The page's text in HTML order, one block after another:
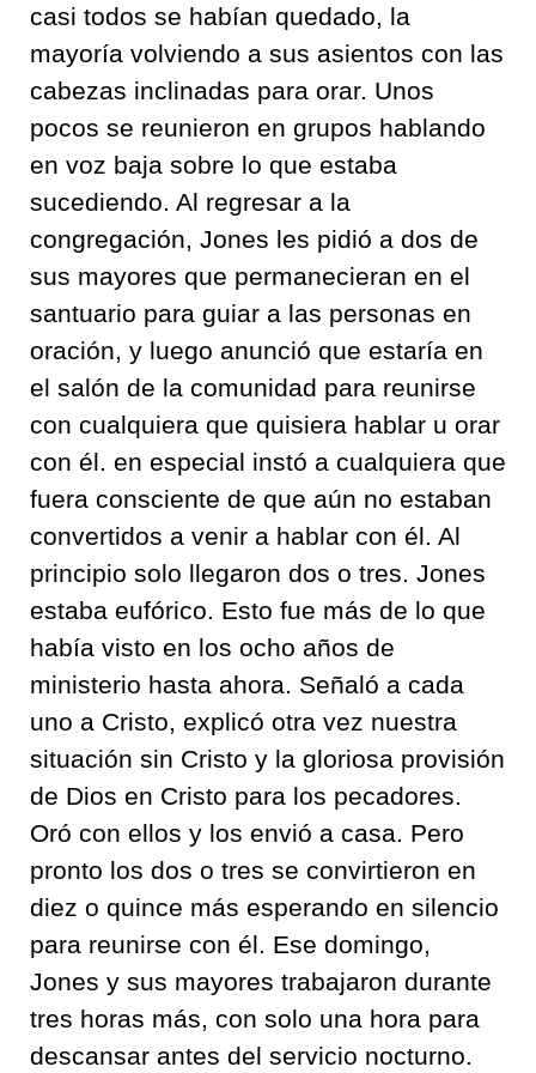
casi todos se habían quedado, la
mayoría volviendo a sus asientos con las
cabezas inclinadas para orar. Unos
pocos se reunieron en grupos hablando
en voz baja sobre lo que estaba
sucediendo. Al regresar a la
congregación, Jones les pidió a dos de
sus mayores que permanecieran en el
santuario para guiar a las personas en
oración, y luego anunció que estaría en
el salón de la comunidad para reunirse
con cualquiera que quisiera hablar u orar
con él. en especial instó a cualquiera que
fuera consciente de que aún no estaban
convertidos a venir a hablar con él. Al
principio solo llegaron dos o tres. Jones
estaba eufórico. Esto fue más de lo que
había visto en los ocho años de
ministerio hasta ahora. Señaló a cada
uno a Cristo, explicó otra vez nuestra
situación sin Cristo y la gloriosa provisión
de Dios en Cristo para los pecadores.
Oró con ellos y los envió a casa. Pero
pronto los dos o tres se convirtieron en
diez o quince más esperando en silencio
para reunirse con él. Ese domingo,
Jones y sus mayores trabajaron durante
tres horas más, con solo una hora para
descansar antes del servicio nocturno.